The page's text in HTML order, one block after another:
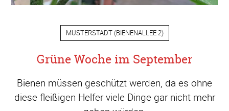
MUSTERSTADT(BIENENALLEE 2)
Grüne Woche im September
Bienen müssen geschützt werden, da es ohne
diese fleißigen Helfer viele Dinge gar nicht mehr